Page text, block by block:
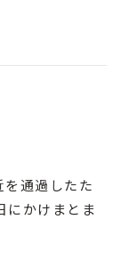
通過したた
にかけまとま